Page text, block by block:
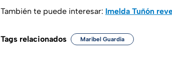
También te puede interesar: Imelda Tuñón
Tags relacionados Maribel Guardia